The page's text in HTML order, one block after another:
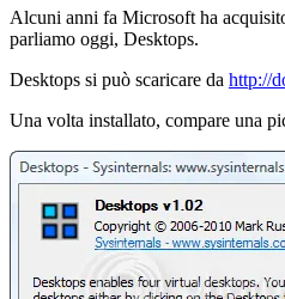
Alcuni anni fa Microsoft ha
parliamo oggi, Desktops.
Desktops si può scaricare da http://
Una volta installato, compare una